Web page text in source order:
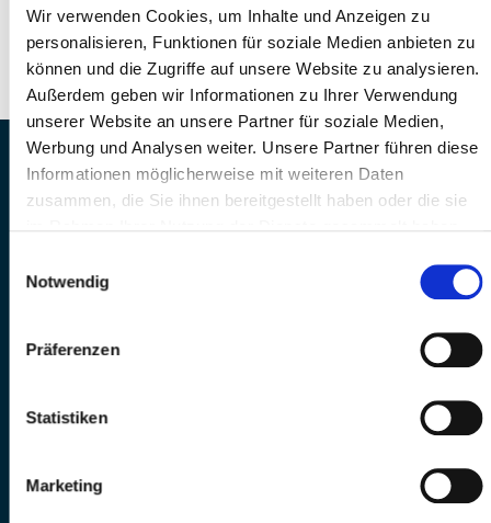
Wir verwenden Cookies, um Inhalte und Anzeigen zu
personalisieren, Funktionen für soziale Medien anbieten zu
können und die Zugriffe auf unsere Website zu analysieren.
Außerdem geben wir Informationen zu Ihrer Verwendung
unserer Website an unsere Partner für soziale Medien,
Werbung und Analysen weiter. Unsere Partner führen diese
Informationen möglicherweise mit weiteren Daten
zusammen, die Sie ihnen bereitgestellt haben oder die sie
Notwendig
Präferenzen
Statistiken
Marketing
E-Mail: info@mssports.ch
MS Sports AG • Sonnenrain 3b • CH-6221
Rickenbach
MS Sports folgen